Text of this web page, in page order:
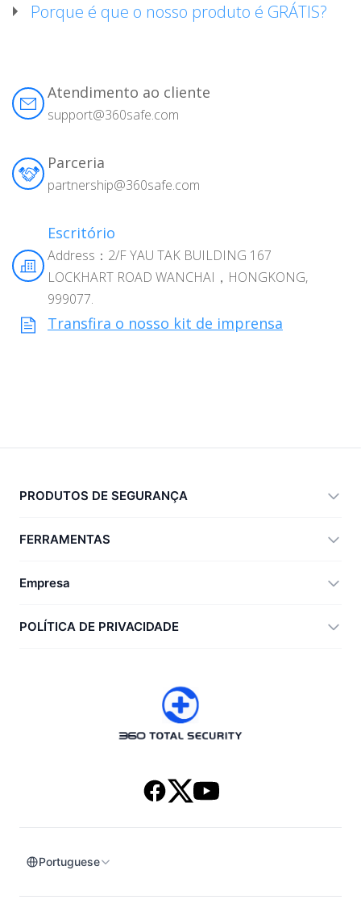
Porque é que o nosso produto é GRÁTIS?
Atendimento ao cliente
support@360safe.com
Parceria
partnership@360safe.com
Escritório
Address：2/F YAU TAK BUILDING 167
LOCKHART ROAD WANCHAI，HONGKONG,
999077.
Transfira o nosso kit de imprensa
PRODUTOS DE SEGURANÇA
Anti-Ransomware Tool
FERRAMENTAS
RecoverlyX
Empresa
Ajuda
Histórico de versões
POLÍTICA DE PRIVACIDADE
Portuguese